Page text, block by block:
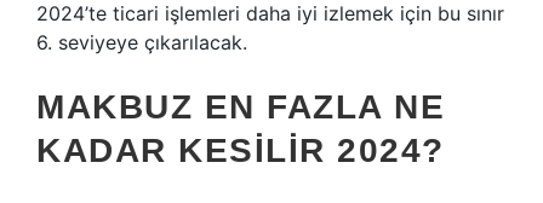
2024’te ticari işlemleri daha iyi izlemek için bu sınır
6. seviyeye çıkarılacak.
MAKBUZ EN FAZLA NE
KADAR KESILIR 2024?